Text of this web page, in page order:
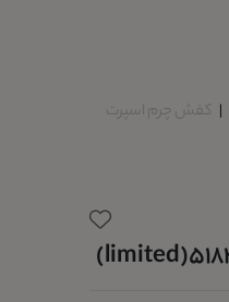
| کفش چرم اسپرت